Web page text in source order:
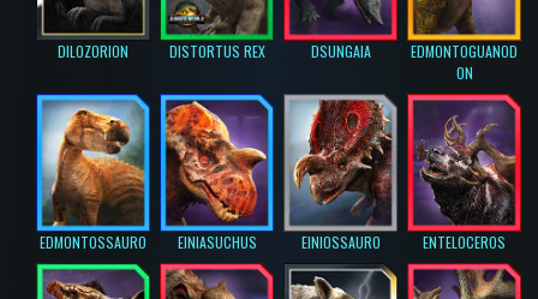
DILOZORION DISTORTUS REX DSUNGAIA
EDMONTOGUANOD
ON
EDMONTOSSAURO EINIASUCHUS EINIOSSAURO ENTELOCEROS